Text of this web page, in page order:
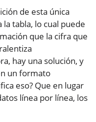
de esta única
tabla, lo cual puede
que la cifra que
hay una solución, y
un formato
eso? Que en lugar
línea por línea, los